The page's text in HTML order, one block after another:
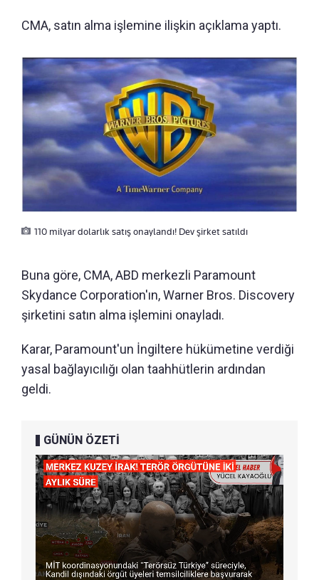
CMA, satın alma işlemine ilişkin açıklama yaptı.
110 milyar dolarlık satış onaylandı! Dev şirket satıldı
Buna göre, CMA, ABD merkezli Paramount
Skydance Corporation'ın, Warner Bros. Discovery
şirketini satın alma işlemini onayladı.
Karar, Paramount'un İngiltere hükümetine verdiği
yasal bağlayıcılığı olan taahhütlerin ardından
geldi.
GÜNÜN ÖZETİ